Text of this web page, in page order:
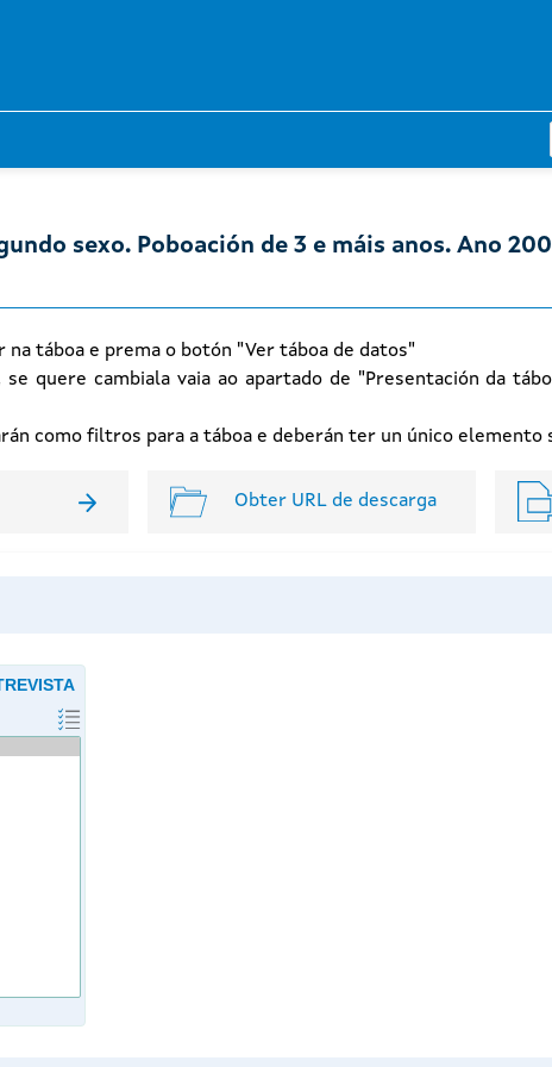
sexo. Poboación de 3 e máis anos. Ano
táboa e prema o botón "Ver táboa de datos"
quere cambiala vaia ao apartado de "Presentación da
como filtros para a táboa e deberán ter un único elemento
Obter URL de descarga